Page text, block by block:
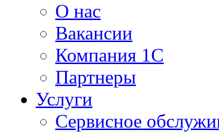
О нас
Вакансии
Компания 1С
Партнеры
Услуги
Сервисное